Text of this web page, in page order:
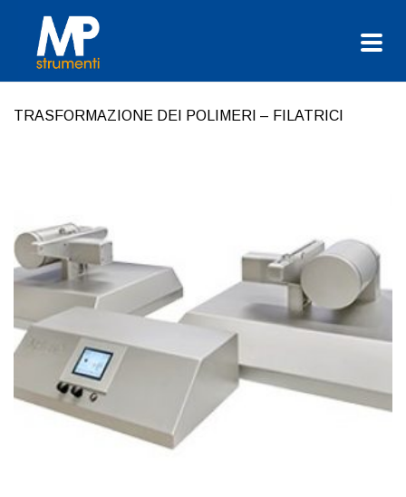
TRASFORMAZIONE DEI POLIMERI – FILATRICI